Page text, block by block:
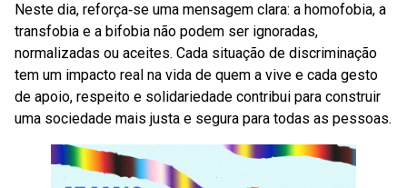
Neste dia, reforça‑se uma mensagem clara: a homofobia, a
transfobia e a bifobia não podem ser ignoradas,
normalizadas ou aceites. Cada situação de discriminação
tem um impacto real na vida de quem a vive e cada gesto
de apoio, respeito e solidariedade contribui para construir
uma sociedade mais justa e segura para todas as pessoas.